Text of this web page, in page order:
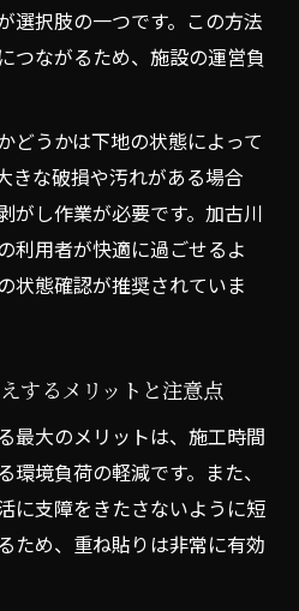
選択肢の一つです。この方法
つながるため、施設の運営負
どうかは下地の状態によって
きな破損や汚れがある場合
がし作業が必要です。加古川
利用者が快適に過ごせるよ
状態確認が推奨されていま
するメリットと注意点
最大のメリットは、施工時間
境負荷の軽減です。また、
に支障をきたさないように短
ため、重ね貼りは非常に有効